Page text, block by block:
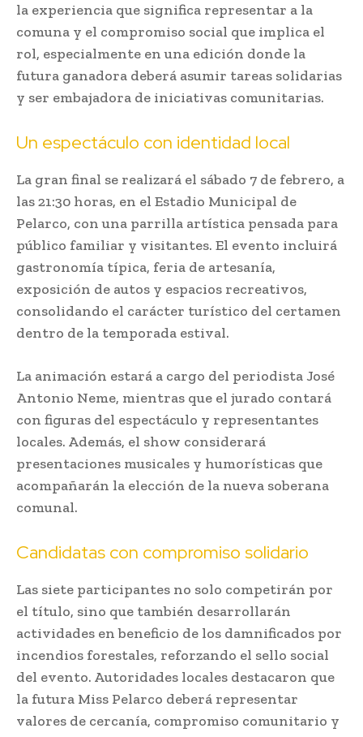
la experiencia que significa representar a la
comuna y el compromiso social que implica el
rol, especialmente en una edición donde la
futura ganadora deberá asumir tareas solidarias
y ser embajadora de iniciativas comunitarias.
Un espectáculo con identidad local
La gran final se realizará el sábado 7 de febrero, a
las 21:30 horas, en el Estadio Municipal de
Pelarco, con una parrilla artística pensada para
público familiar y visitantes. El evento incluirá
gastronomía típica, feria de artesanía,
exposición de autos y espacios recreativos,
consolidando el carácter turístico del certamen
dentro de la temporada estival.
La animación estará a cargo del periodista José
Antonio Neme, mientras que el jurado contará
con figuras del espectáculo y representantes
locales. Además, el show considerará
presentaciones musicales y humorísticas que
acompañarán la elección de la nueva soberana
comunal.
Candidatas con compromiso solidario
Las siete participantes no solo competirán por
el título, sino que también desarrollarán
actividades en beneficio de los damnificados por
incendios forestales, reforzando el sello social
del evento. Autoridades locales destacaron que
la futura Miss Pelarco deberá representar
valores de cercanía, compromiso comunitario y